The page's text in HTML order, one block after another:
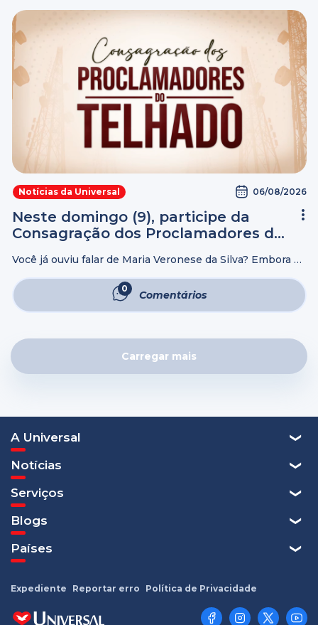
Notícias da Universal 06/08/2026
Neste domingo (9), participe da
Consagração dos Proclamadores do
Você já ouviu falar de Maria Veronese da Silva? Embora o
início de uma missão que, até hoje, leva a mensagem ...
0 Comentários
Carregar mais
A Universal
Notícias
Serviços
Blogs
Países
Expediente Reportar erro Política de Privacidade